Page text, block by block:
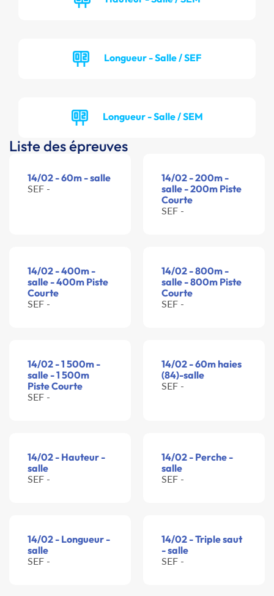
Longueur - Salle / SEF
Longueur - Salle / SEM
Liste des épreuves
14/02 - 60m - salle
SEF -
14/02 - 200m -
salle - 200m Piste
Courte
SEF -
14/02 - 400m -
salle - 400m Piste
Courte
SEF -
14/02 - 800m -
salle - 800m Piste
Courte
SEF -
14/02 - 1 500m -
salle - 1 500m
Piste Courte
SEF -
14/02 - 60m haies
(84)-salle
SEF -
14/02 - Hauteur -
salle
SEF -
14/02 - Perche -
salle
SEF -
14/02 - Longueur -
salle
SEF -
14/02 - Triple saut
- salle
SEF -